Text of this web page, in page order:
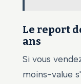
Le report
ans
Si vous
moins-value